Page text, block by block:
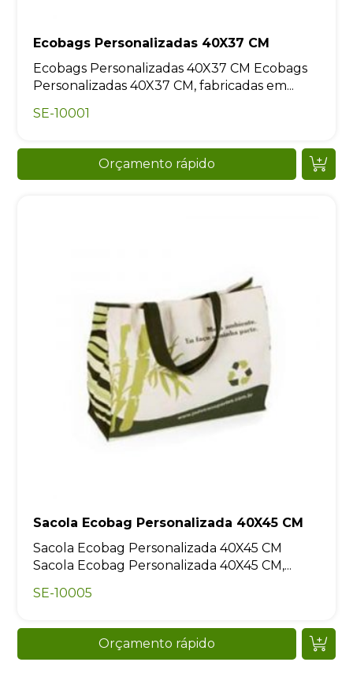
Ecobags Personalizadas 40X37 CM
Ecobags Personalizadas 40X37 CM Ecobags
Personalizadas 40X37 CM, fabricadas em...
SE-10001
Orçamento rápido
Sacola Ecobag Personalizada 40X45 CM
Sacola Ecobag Personalizada 40X45 CM
Sacola Ecobag Personalizada 40X45 CM,...
SE-10005
Orçamento rápido